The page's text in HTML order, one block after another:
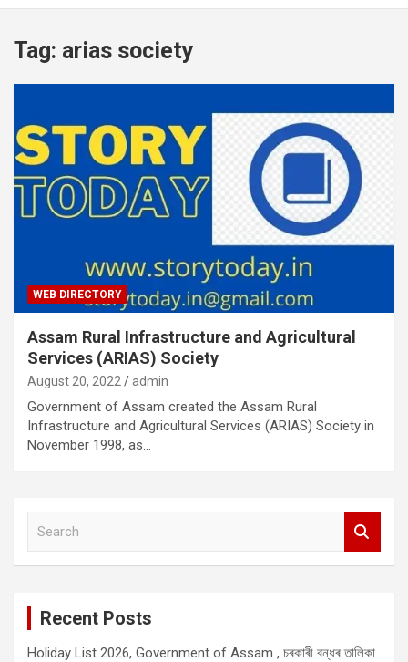
Tag: arias society
WEB DIRECTORY
Assam Rural Infrastructure and Agricultural
Services (ARIAS) Society
August 20, 2022 admin
Government of Assam created the Assam Rural
Infrastructure and Agricultural Services (ARIAS) Society in
November 1998, as…
Recent Posts
Holiday List 2026, Government of Assam , চৰকাৰী বন্ধৰ তালিকা